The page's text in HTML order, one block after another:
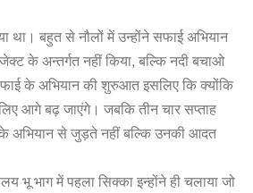
था। बहुतसेनौलोंमेंउन्होंनेसफाईअभियान
केअन्तर्गतनहींकिया, बल्किनदीबचाओ
केअभियानकीशुरुआतइसलिएकिक्योंकि
आगेबढ़जाएंगे। जबकितीनचारसप्ताह
अभियानसेजुड़तेनहींबल्किउनकीआदत
भूभागमेंपहलासिक्काइन्होंनेहीचलायाजो